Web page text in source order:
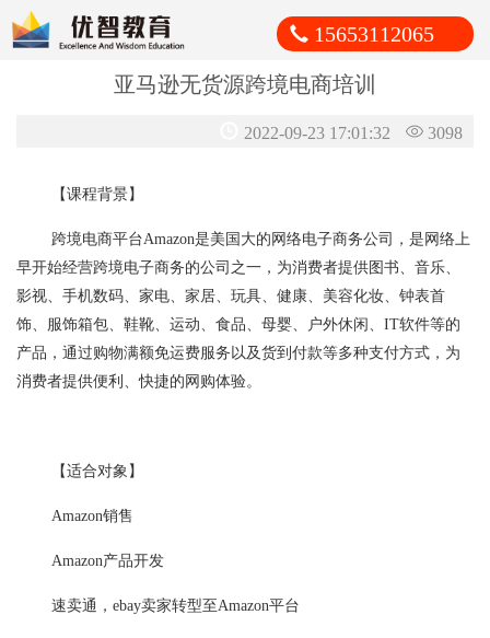
15653112065
亚马逊无货源跨境电商培训
2022-09-23 17:01:32 3098
【课程背景】
跨境电商平台Amazon是美国大的网络电子商务公司，是网络上
早开始经营跨境电子商务的公司之一，为消费者提供图书、音乐、
影视、手机数码、家电、家居、玩具、健康、美容化妆、钟表首
饰、服饰箱包、鞋靴、运动、食品、母婴、户外休闲、IT软件等的
产品，通过购物满额免运费服务以及货到付款等多种支付方式，为
消费者提供便利、快捷的网购体验。
【适合对象】
Amazon销售
Amazon产品开发
速卖通，ebay卖家转型至Amazon平台